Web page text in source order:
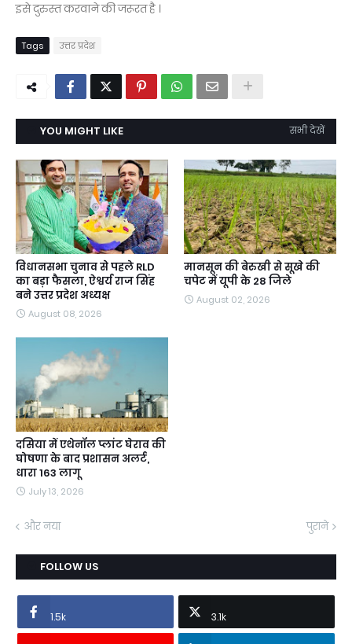
इसे दुरुस्त करवाने की जरूरत है ।
Tags उत्तर प्रदेश
YOU MIGHT LIKE सभी देखें
विधानसभा चुनाव से पहले RLD
का बड़ा फैसला, ऐश्वर्य राज सिंह
बने उत्तर प्रदेश अध्यक्ष
August 08, 2026
मानसून की बेरुखी से सूखे की
चपेट में यूपी के 28 जिले
August 02, 2026
दसिया में एथेनॉल प्लांट घेराव की
घोषणा के बाद प्रशासन अलर्ट,
धारा 163 लागू
July 13, 2026
और नया पुराने
FOLLOW US
1.5k 3.1k